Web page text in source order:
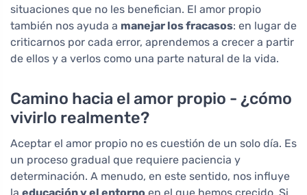
situaciones que no les benefician. El amor propio
también nos ayuda a manejar los fracasos: en lugar de
criticarnos por cada error, aprendemos a crecer a partir
de ellos y a verlos como una parte natural de la vida.
Camino hacia el amor propio - ¿cómo
vivirlo realmente?
Aceptar el amor propio no es cuestión de un solo día. Es
un proceso gradual que requiere paciencia y
determinación. A menudo, en este sentido, nos influye